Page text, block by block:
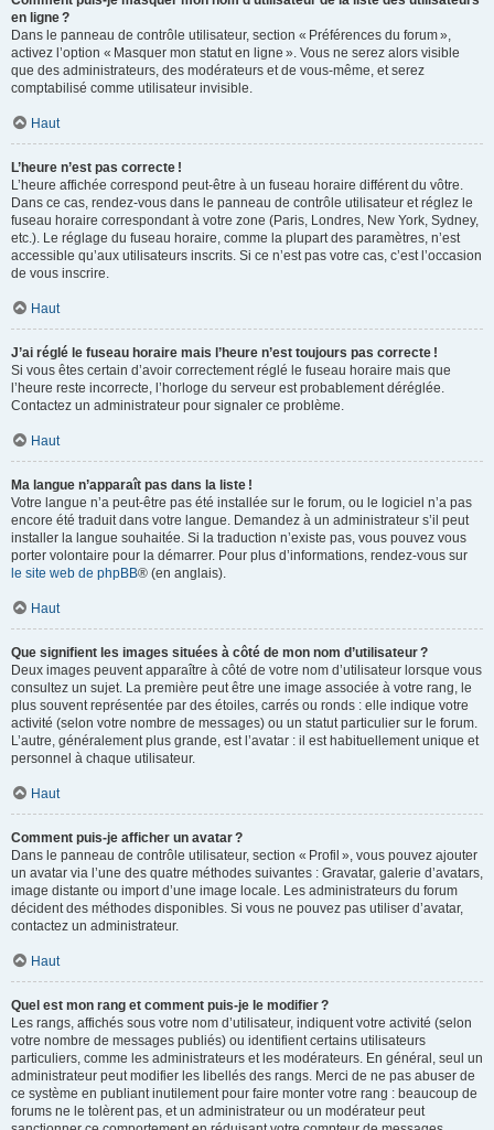
en ligne ?
Dans le panneau de contrôle utilisateur, section « Préférences du forum »,
activez l’option « Masquer mon statut en ligne ». Vous ne serez alors visible
que des administrateurs, des modérateurs et de vous-même, et serez
comptabilisé comme utilisateur invisible.
Haut
L’heure n’est pas correcte !
L’heure affichée correspond peut-être à un fuseau horaire différent du vôtre.
Dans ce cas, rendez-vous dans le panneau de contrôle utilisateur et réglez le
fuseau horaire correspondant à votre zone (Paris, Londres, New York, Sydney,
etc.). Le réglage du fuseau horaire, comme la plupart des paramètres, n’est
accessible qu’aux utilisateurs inscrits. Si ce n’est pas votre cas, c’est l’occasion
de vous inscrire.
Haut
J’ai réglé le fuseau horaire mais l’heure n’est toujours pas correcte !
Si vous êtes certain d’avoir correctement réglé le fuseau horaire mais que
l’heure reste incorrecte, l’horloge du serveur est probablement déréglée.
Contactez un administrateur pour signaler ce problème.
Haut
Ma langue n’apparaît pas dans la liste !
Votre langue n’a peut-être pas été installée sur le forum, ou le logiciel n’a pas
encore été traduit dans votre langue. Demandez à un administrateur s’il peut
installer la langue souhaitée. Si la traduction n’existe pas, vous pouvez vous
porter volontaire pour la démarrer. Pour plus d’informations, rendez-vous sur
le site web de phpBB® (en anglais).
Haut
Que signifient les images situées à côté de mon nom d’utilisateur ?
Deux images peuvent apparaître à côté de votre nom d’utilisateur lorsque vous
consultez un sujet. La première peut être une image associée à votre rang, le
plus souvent représentée par des étoiles, carrés ou ronds : elle indique votre
activité (selon votre nombre de messages) ou un statut particulier sur le forum.
L’autre, généralement plus grande, est l’avatar : il est habituellement unique et
personnel à chaque utilisateur.
Haut
Comment puis-je afficher un avatar ?
Dans le panneau de contrôle utilisateur, section « Profil », vous pouvez ajouter
un avatar via l’une des quatre méthodes suivantes : Gravatar, galerie d’avatars,
image distante ou import d’une image locale. Les administrateurs du forum
décident des méthodes disponibles. Si vous ne pouvez pas utiliser d’avatar,
contactez un administrateur.
Haut
Quel est mon rang et comment puis-je le modifier ?
Les rangs, affichés sous votre nom d’utilisateur, indiquent votre activité (selon
votre nombre de messages publiés) ou identifient certains utilisateurs
particuliers, comme les administrateurs et les modérateurs. En général, seul un
administrateur peut modifier les libellés des rangs. Merci de ne pas abuser de
ce système en publiant inutilement pour faire monter votre rang : beaucoup de
forums ne le tolèrent pas, et un administrateur ou un modérateur peut